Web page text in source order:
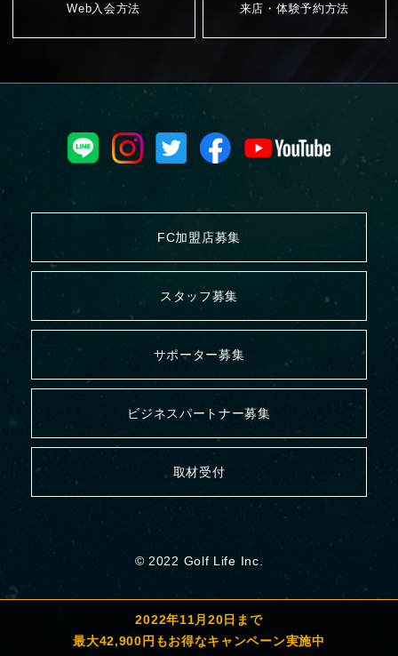
Web入会方法 来店・体験予約方法
FC加盟店募集
スタッフ募集
サポーター募集
ビジネスパートナー募集
取材受付
© 2022 Golf Life Inc.
2022年11月20日まで
最大42,900円もお得なキャンペーン実施中